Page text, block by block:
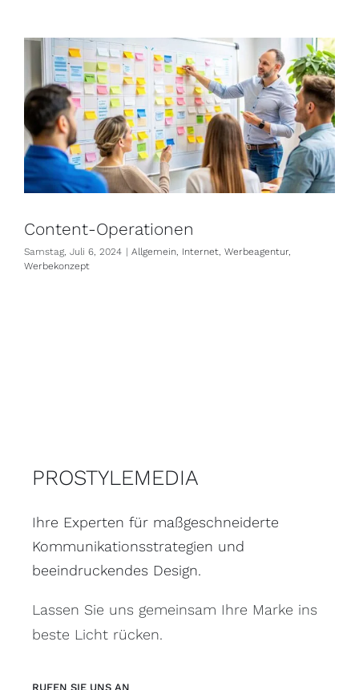
Content-Operationen
Samstag, Juli 6, 2024 | Allgemein, Internet, Werbeagentur,
Werbekonzept
PROSTYLEMEDIA
Ihre Experten für maßgeschneiderte
Kommunikationsstrategien und
beeindruckendes Design.
Lassen Sie uns gemeinsam Ihre Marke ins
beste Licht rücken.
RUFEN SIE UNS AN